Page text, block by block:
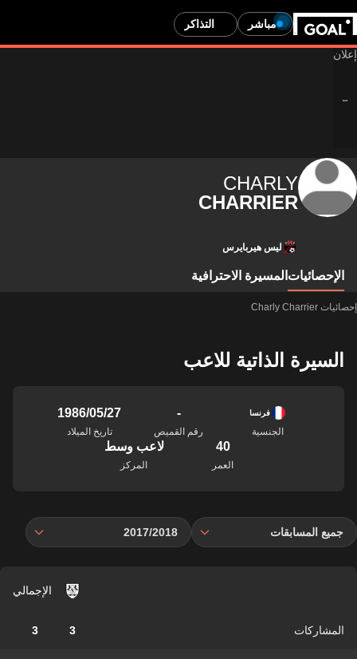
مباشر التذاكر
CHARLY
CHARRIER
ليس هيربايرس
الإحصائيات المسيرة الاحترافية
إحصائيات Charly Charrier
السيرة الذاتية للاعب
فرنسا
الجنسية
-
رقم القميص
27‏/05‏/1986
تاريخ الميلاد
40
العمر
لاعب وسط
المركز
جميع المسابقات 2017/2018
الإجمالي
المشاركات 3
3